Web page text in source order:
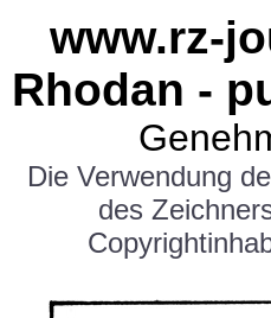
www.rz-
Rhodan -
Die Verwendung
des